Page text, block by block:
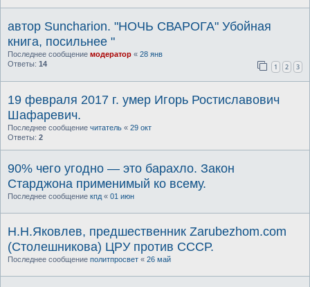
автор Suncharion. "НОЧЬ СВАРОГА" Убойная
книга, посильнее "
Последнее сообщение модератор « 28 янв
Ответы: 14 1 2 3
19 февраля 2017 г. умер Игорь Ростиславович
Шафаревич.
Последнее сообщение читатель « 29 окт
Ответы: 2
90% чего угодно — это барахло. Закон
Старджона применимый ко всему.
Последнее сообщение кпд « 01 июн
Н.Н.Яковлев, предшественник Zarubezhom.com
(Столешникова) ЦРУ против СССР.
Последнее сообщение политпросвет « 26 май